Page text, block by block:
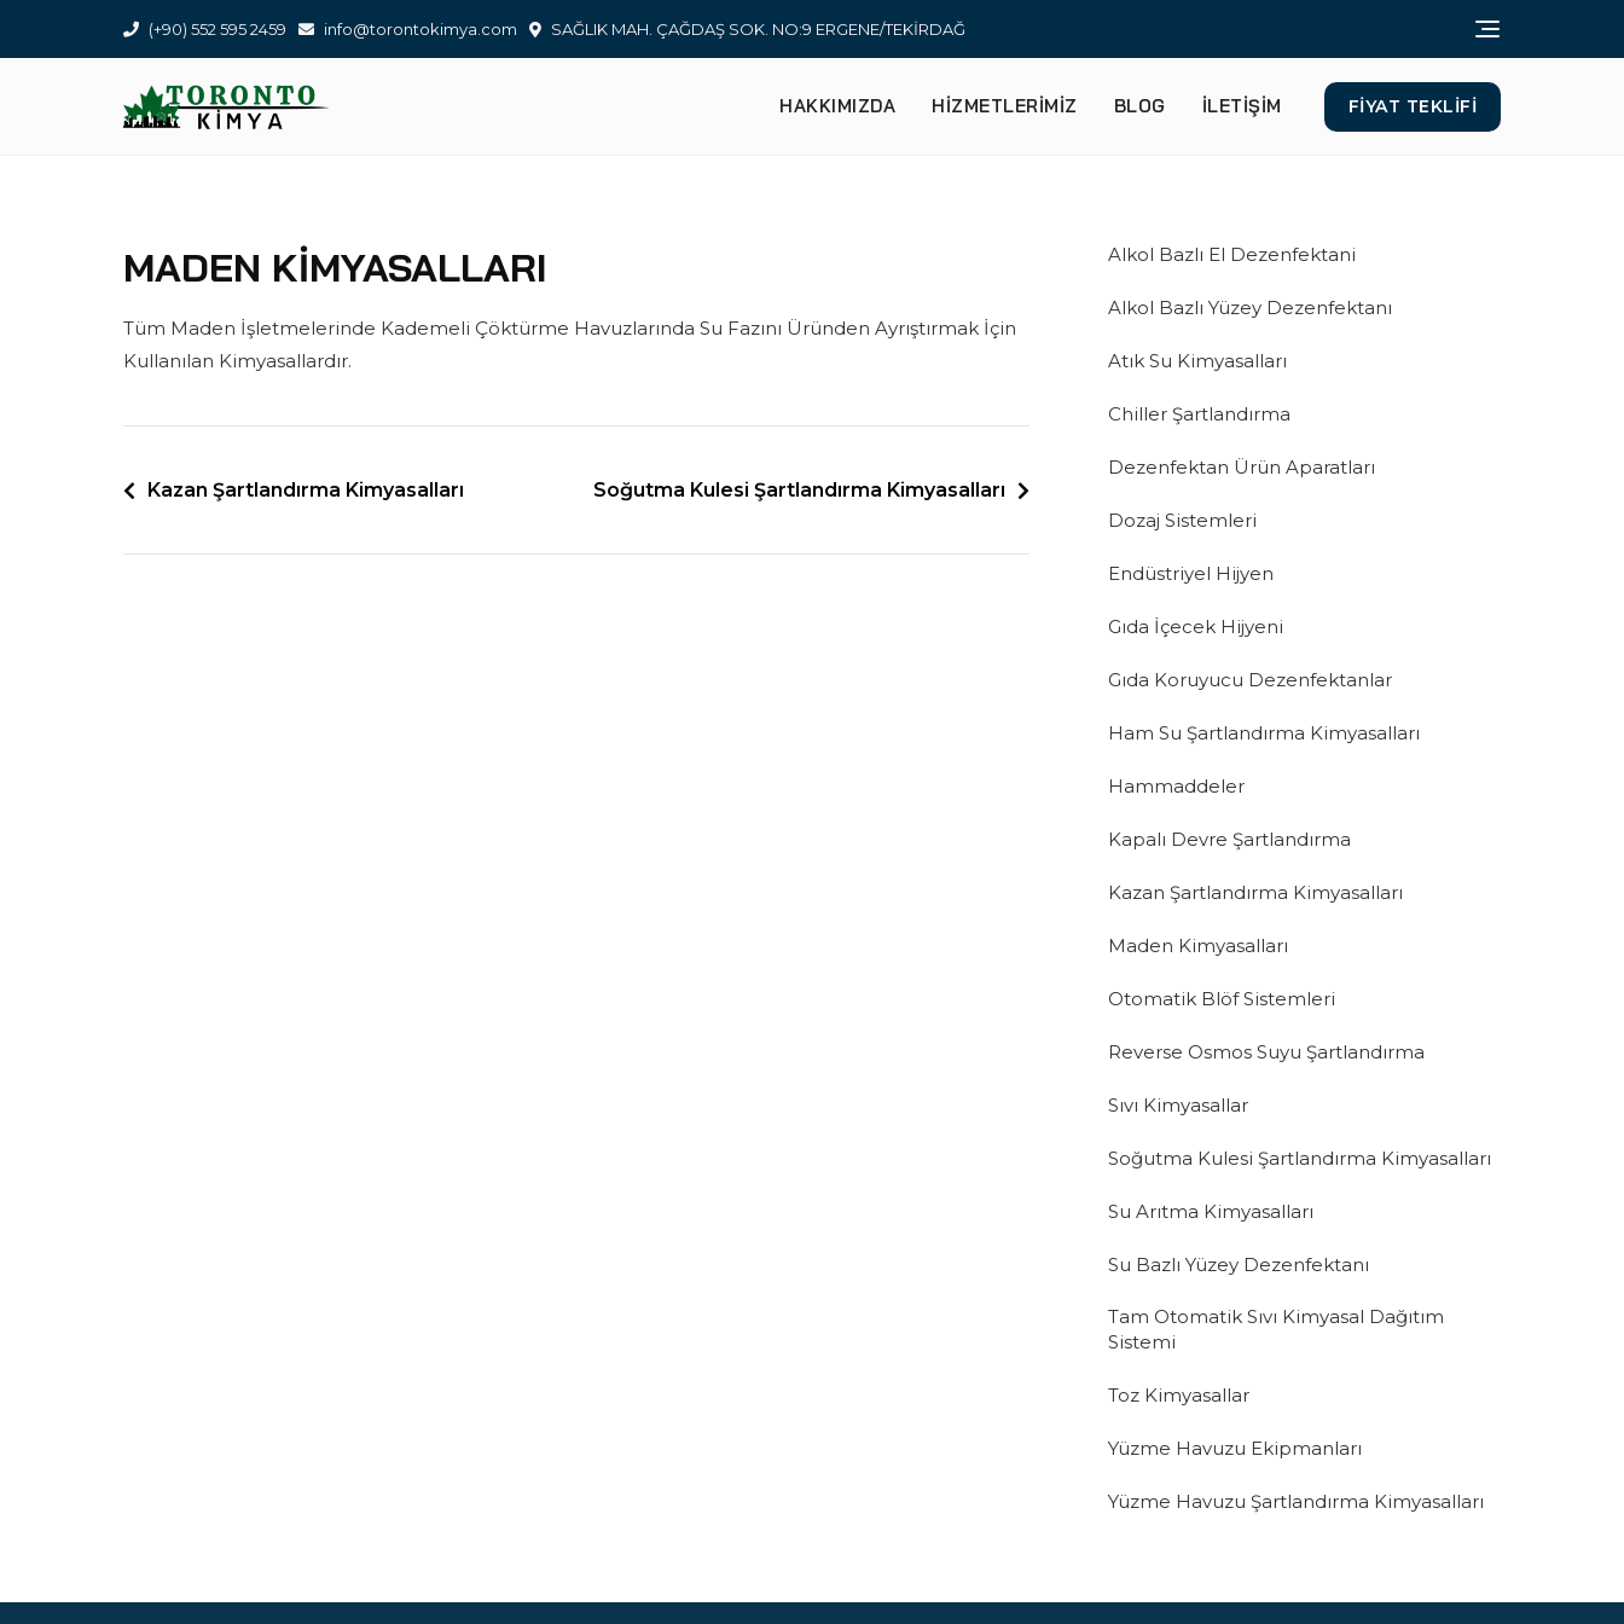
(+90) 552 595 2459 info@torontokimya.com SAĞLIK MAH. ÇAĞDAŞ SOK. NO:9 ERGENE/TEKİRDAĞ
HAKKIMIZDA HIZMETLERIMIZ BLOG ILETİŞİM FIYAT TEKLIFI
MADEN KIMYASALLARI
Tüm Maden İşletmelerinde Kademeli Çöktürme Havuzlarında Su Fazını Üründen Ayrıştırmak İçin
Kullanılan Kimyasallardır.
YAZI
Kazan Şartlandırma Kimyasalları Soğutma Kulesi Şartlandırma Kimyasalları
Alkol Bazlı El Dezenfektani
Alkol Bazlı Yüzey Dezenfektanı
Atık Su Kimyasalları
Chiller Şartlandırma
Dezenfektan Ürün Aparatları
Dozaj Sistemleri
Endüstriyel Hijyen
Gıda İçecek Hijyeni
Gıda Koruyucu Dezenfektanlar
Ham Su Şartlandırma Kimyasalları
Hammaddeler
Kapalı Devre Şartlandırma
Kazan Şartlandırma Kimyasalları
Maden Kimyasalları
Otomatik Blöf Sistemleri
Reverse Osmos Suyu Şartlandırma
Sıvı Kimyasallar
Soğutma Kulesi Şartlandırma Kimyasalları
Su Arıtma Kimyasalları
Su Bazlı Yüzey Dezenfektanı
Tam Otomatik Sıvı Kimyasal Dağıtım
Sistemi
Toz Kimyasallar
Yüzme Havuzu Ekipmanları
Yüzme Havuzu Şartlandırma Kimyasalları